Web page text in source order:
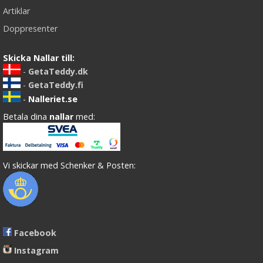
Artiklar
Doppresenter
Skicka Nallar till:
- GetaTeddy.dk
- GetaTeddy.fi
- Nalleriet.se
Betala dina nallar med:
Vi skickar med Schenker & Posten:
Facebook
Instagram